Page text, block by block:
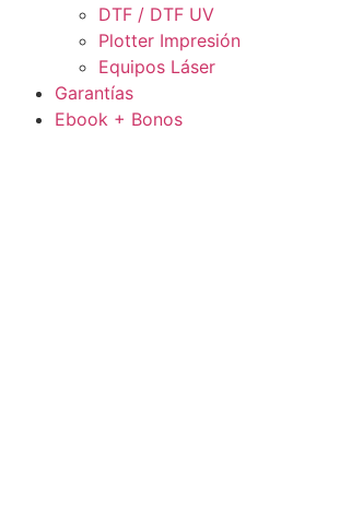
DTF / DTF UV
Plotter Impresión
Equipos Láser
Garantías
Ebook + Bonos